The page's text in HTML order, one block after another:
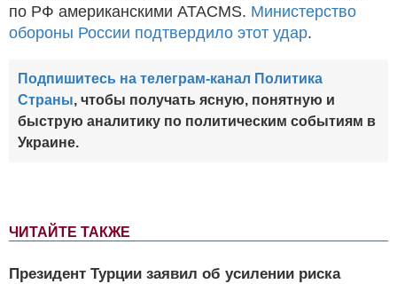
ЧИТАЙТЕ ТАКЖЕ
Президент Турции заявил об усилении риска
по РФ американскими ATACMS. Министерство
обороны России подтвердило этот удар.
Подпишитесь на телеграм-канал Политика
Страны, чтобы получать ясную, понятную и
быструю аналитику по политическим событиям в
Украине.